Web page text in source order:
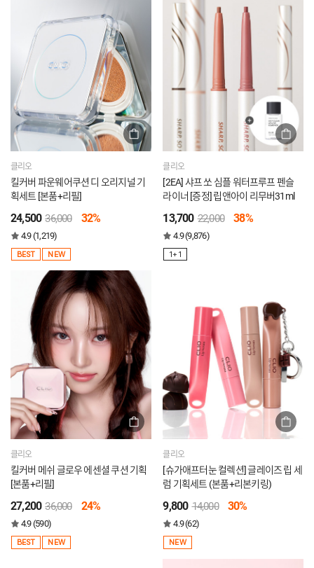
클리오
킬커버 파운웨어쿠션 디 오리지널 기
획세트 [본품+리필]
24,500 36,000 32%
4.9 (1,219)
BEST NEW
클리오
[2EA] 샤프 쏘 심플 워터프루프 펜슬
라이너 [증정] 립앤아이 리무버31ml
13,700 22,000 38%
4.9 (9,876)
1+1
클리오
킬커버 메쉬 글로우 에센셜 쿠션 기획
[본품+리필]
27,200 36,000 24%
4.9 (590)
BEST NEW
클리오
[슈가애프터눈 컬렉션] 글레이즈 립 세
럼 기획세트 (본품+리본키링)
9,800 14,000 30%
4.9 (62)
NEW